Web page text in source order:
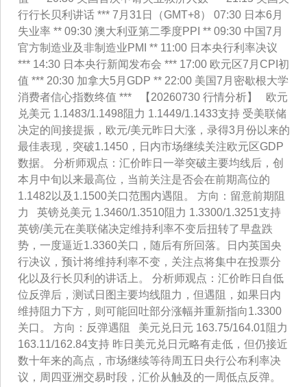
行行长贝利讲话 *** 7月31日（GMT+8） 07:30 日本6月
失业率 ** 09:30 澳大利亚第二季度PPI ** 09:30 中国7月
官方制造业及非制造业PMI ** 11:00 日本央行利率决议
*** 14:30 日本央行新闻发布会 *** 17:00 欧元区7月CPI初
值 *** 20:30 加拿大5月GDP ** 22:00 美国7月密歇根大学
消费者信心指数终值 *** 【20260730 行情分析】 欧元
兑美元 1.1483/1.1498阻力 1.1449/1.1433支持 受美联储
决定的间接提振，欧元/美元昨日大涨，录得3月份以来的
最佳表现，突破1.1450，日内市场继续关注欧元区GDP
数据。 分析师观点：汇价昨日一举突破主要均线后，创
本月中旬以来最高位，当前关注是否会在前期高位的
1.1482以及1.1500关口范围内遇阻。 方向：留意前期阻
力 英镑兑美元 1.3460/1.3510阻力 1.3300/1.3251支持
英镑/美元在美联储决定维持利率不变后扭转了早盘跌
势，一度逼近1.3360关口，随后有所回落。日内英国央
行决议，预计将维持利率不变，关注点将集中在投票分
化以及行长贝利的讲话上。 分析师观点：汇价昨日自低
位反弹后，测试日图主要均线阻力，但遇阻，如果日内
维持阻力下方，则可能回吐部分涨幅并重新指向1.3300
关口。 方向：反弹遇阻 美元兑日元 163.75/164.01阻力
163.11/162.84支持 昨日美元兑日元略有走低，但仍接近
数十年来的高点，市场继续等待周五日央行公布利率决
议，周四亚洲交易时段，汇价从触及的一周低点反弹。